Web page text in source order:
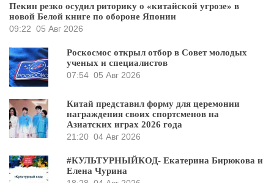
Пекин резко осудил риторику о «китайской угрозе» в
новой Белой книге по обороне Японии
09:22 05 Авг 2026
Роскосмос открыл отбор в Совет молодых
ученых и специалистов
07:54 05 Авг 2026
Китай представил форму для церемонии
награждения своих спортсменов на
Азиатских играх 2026 года
21:20 04 Авг 2026
#КУЛЬТУРНЫЙКОД- Екатерина Бирюкова и
Елена Чурина